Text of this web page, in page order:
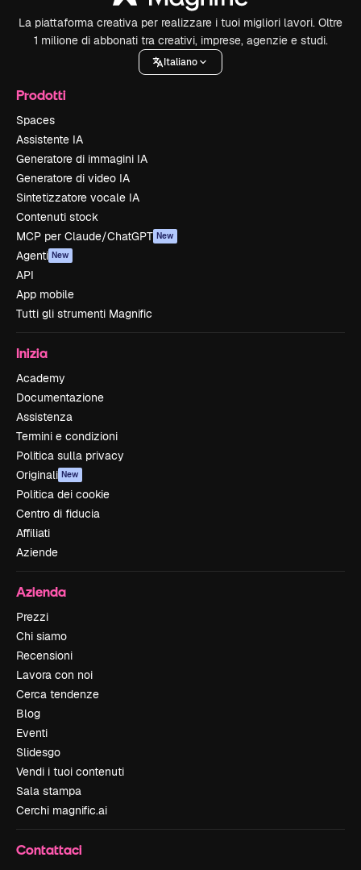
La piattaforma creativa per realizzare i tuoi migliori lavori. Oltre
1 milione di abbonati tra creativi, imprese, agenzie e studi.
Italiano
Prodotti
Spaces
Assistente IA
Generatore di immagini IA
Generatore di video IA
Sintetizzatore vocale IA
Contenuti stock
MCP per Claude/ChatGPT New
Agenti New
API
App mobile
Tutti gli strumenti Magnific
Inizia
Academy
Documentazione
Assistenza
Termini e condizioni
Politica sulla privacy
Originali New
Politica dei cookie
Centro di fiducia
Affiliati
Aziende
Azienda
Prezzi
Chi siamo
Recensioni
Lavora con noi
Cerca tendenze
Blog
Eventi
Slidesgo
Vendi i tuoi contenuti
Sala stampa
Cerchi magnific.ai
Contattaci